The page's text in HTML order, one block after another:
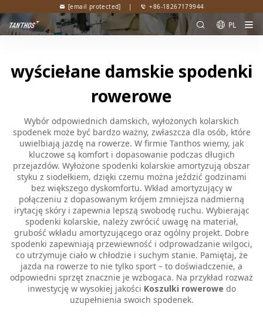
[email protected] | +86-18267179944
PL
wyściełane damskie spodenki
rowerowe
Wybór odpowiednich damskich, wyłożonych kolarskich
spodenek może być bardzo ważny, zwłaszcza dla osób, które
uwielbiają jazdę na rowerze. W firmie Tanthos wiemy, jak
kluczowe są komfort i dopasowanie podczas długich
przejazdów. Wyłożone spodenki kolarskie amortyzują obszar
styku z siodełkiem, dzięki czemu można jeździć godzinami
bez większego dyskomfortu. Wkład amortyzujący w
połączeniu z dopasowanym krójem zmniejsza nadmierną
irytację skóry i zapewnia lepszą swobodę ruchu. Wybierając
spodenki kolarskie, należy zwrócić uwagę na materiał,
grubość wkładu amortyzującego oraz ogólny projekt. Dobre
spodenki zapewniają przewiewność i odprowadzanie wilgoci,
co utrzymuje ciało w chłodzie i suchym stanie. Pamiętaj, że
jazda na rowerze to nie tylko sport – to doświadczenie, a
odpowiedni sprzęt znacznie je wzbogaca. Na przykład rozważ
inwestycję w wysokiej jakości Koszulki rowerowe do
uzupełnienia swoich spodenek.